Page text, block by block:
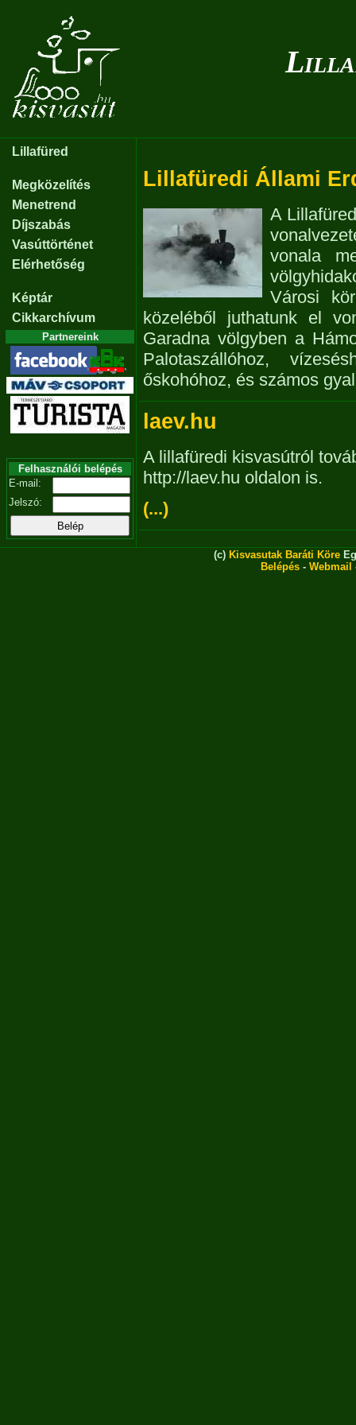
Lillafüred
Megközelítés
Menetrend
Díjszabás
Vasúttörténet
Elérhetőség
Képtár
Cikkarchívum
Partnereink
Felhasználói belépés
E-mail:
Jelszó:
Lillafüredi Állami
A
vonala
Városi
közeléből juthatunk el
Garadna völgyben a
Palotaszállóhoz,
őskohóhoz, és számos
laev.hu
A lillafüredi kisvasútról
http://laev.hu oldalon is.
(...)
(c) Kisvasutak Baráti Köre
Belépés - Webmail